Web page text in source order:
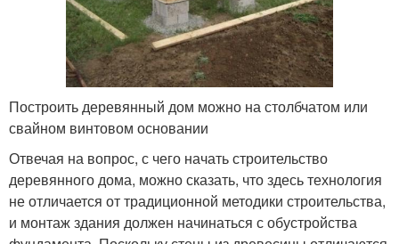
Построить деревянный дом можно на столбчатом или
свайном винтовом основании
Отвечая на вопрос, с чего начать строительство
деревянного дома, можно сказать, что здесь технология
не отличается от традиционной методики строительства,
и монтаж здания должен начинаться с обустройства